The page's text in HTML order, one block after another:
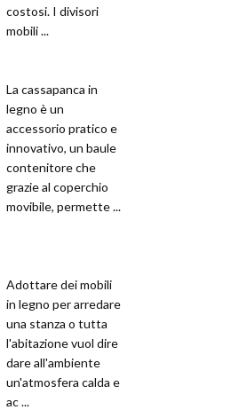
costosi. I divisori
mobili ...
La cassapanca in
legno è un
accessorio pratico e
innovativo, un baule
contenitore che
grazie al coperchio
movibile, permette ...
Adottare dei mobili
in legno per arredare
una stanza o tutta
l'abitazione vuol dire
dare all'ambiente
un'atmosfera calda e
ac ...